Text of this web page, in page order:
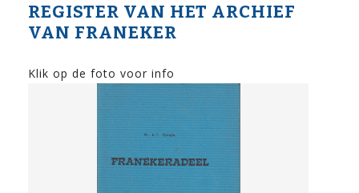
REGISTER VAN HET ARCHIEF
VAN FRANEKER
Klik op de foto voor info